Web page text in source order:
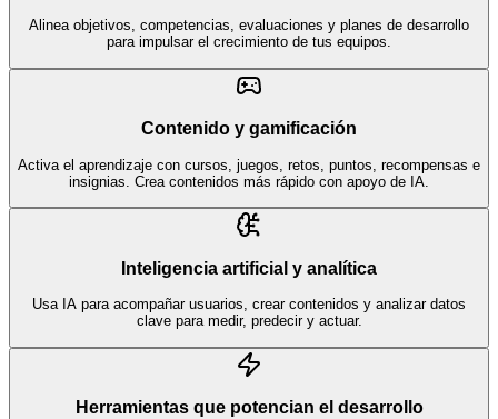
Alinea objetivos, competencias, evaluaciones y planes de desarrollo
para impulsar el crecimiento de tus equipos.
Contenido y gamificación
Activa el aprendizaje con cursos, juegos, retos, puntos, recompensas e
insignias. Crea contenidos más rápido con apoyo de IA.
Inteligencia artificial y analítica
Usa IA para acompañar usuarios, crear contenidos y analizar datos
clave para medir, predecir y actuar.
Herramientas que potencian el desarrollo